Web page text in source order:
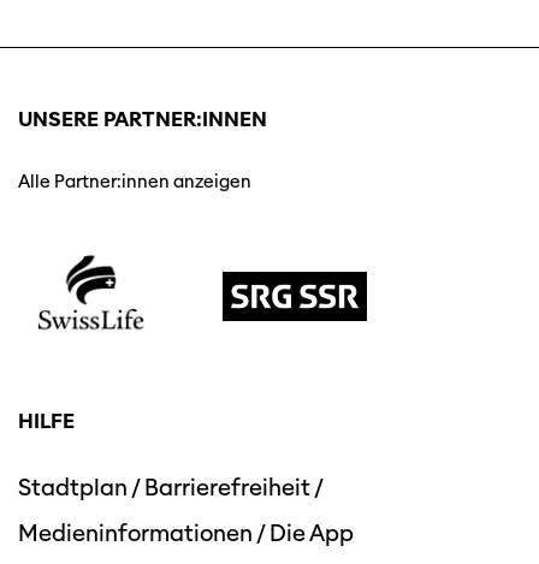
UNSERE PARTNER:INNEN
Alle Partner:innen anzeigen
HILFE
Stadtplan /Barrierefreiheit/
Medieninformationen /Die App